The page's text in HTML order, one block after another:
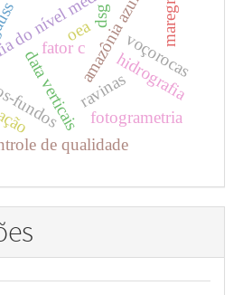
data verticais
amazônia azulvoçorocas
ravinas
de qualidade
hidrografia
fundos fotogrametria
dsg
fator c
oea